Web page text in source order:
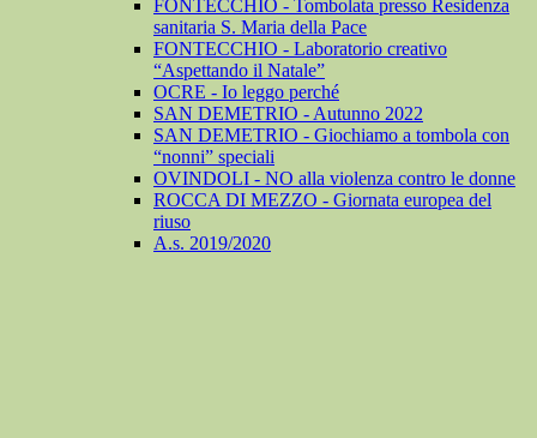
FONTECCHIO - Tombolata presso Residenza
sanitaria S. Maria della Pace
FONTECCHIO - Laboratorio creativo
“Aspettando il Natale”
OCRE - Io leggo perché
SAN DEMETRIO - Autunno 2022
SAN DEMETRIO - Giochiamo a tombola con
“nonni” speciali
OVINDOLI - NO alla violenza contro le donne
ROCCA DI MEZZO - Giornata europea del
riuso
A.s. 2019/2020